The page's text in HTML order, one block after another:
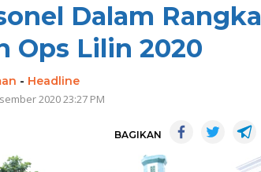
Dalam Rangka
Ops Lilin 2020
- Headline
2020 23:27 PM
BAGIKAN